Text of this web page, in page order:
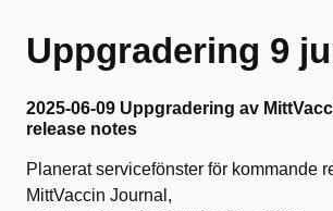
Uppgradering 9
2025-06-09 Uppgradering av
release notes
Planerat servicefönster för kommande
MittVaccin Journal,